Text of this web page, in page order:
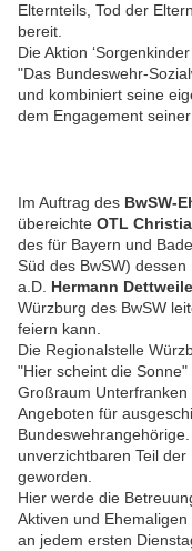
Elternteils, Tod der
bereit.
Die Aktion
"Das Bundeswehr-
und kombiniert seine
dem Engagement
Im Auftrag des BwSW-
übereichte OTL
des für Bayern und
Süd des BwSW)
a.D. Hermann
Würzburg des BwSW
feiern kann.
Die Regionalstelle
"Hier scheint die
Großraum
Angeboten für
unverzichtbaren Teil
geworden.
Hier werde die
Aktiven und
an jedem ersten